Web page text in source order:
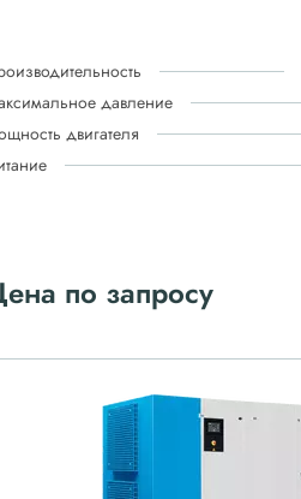
давление
двигателя
по запросу